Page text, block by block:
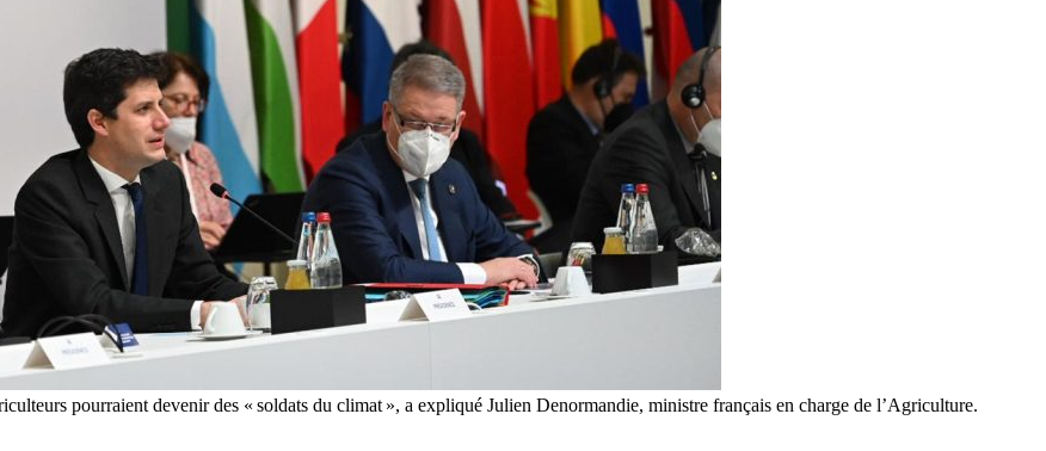
pourraient devenir des « soldats du climat », a expliqué Julien Denormandie, ministre français en charge de l’Agriculture.